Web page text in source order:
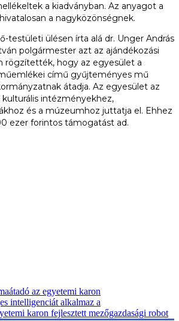
a kiadványban. Az anyagot a
a nagyközönségnek.
testületi ülésen írta alá dr. Unger András
polgármester azt az ajándékozási
rögzítették, hogy az egyesület a
című gyűjteményes mű
átadja. Az egyesület az
kulturális intézményekhez,
és a múzeumhoz juttatja el. Ehhez
ezer forintos támogatást ad.
az egyetemi karon
intelligenciát alkalmaz a
karon fejlesztett mezőgazdasági robot